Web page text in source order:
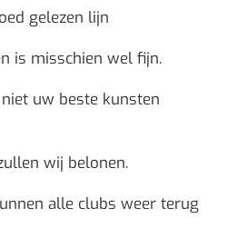
gelezen lijn
is misschien wel fijn.
uw beste kunsten
wij belonen.
alle clubs weer terug